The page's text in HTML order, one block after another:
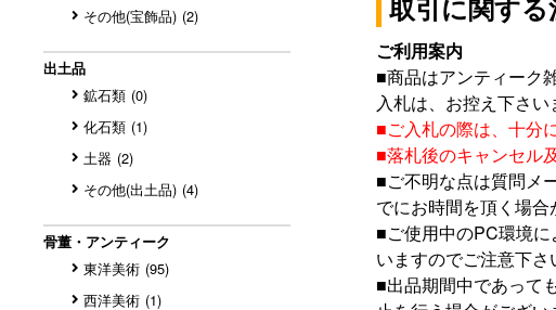
その他(宝飾品) (2)
出土品
鉱石類 (0)
化石類 (1)
土器 (2)
その他(出土品) (4)
骨董・アンティーク
東洋美術 (95)
西洋美術 (1)
取引に関する
ご利用案内
■商品はアンティーク
入札は、お控え下さい
■ご入札の際は、十分
■落札後のキャンセル
■ご不明な点は質問メ
でにお時間を頂く場
■ご使用中のPC環境に
いますのでご注意下さ
■出品期間中であって